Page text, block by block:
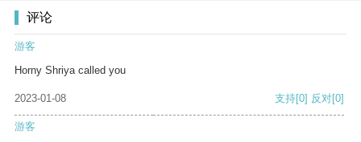
评论
游客
Horny Shriya called you
2023-01-08 支持[0] 反对[0]
游客